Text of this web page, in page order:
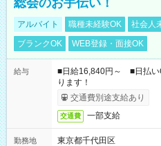
総会のお手伝い！
アルバイト 職種未経験OK 社会人
ブランクOK
WEB登録・面接OK
給与
■日給16,840円～ ■日払
ります！
交通費別途支給あり
交通費 一部支給
勤務地
東京都千代田区